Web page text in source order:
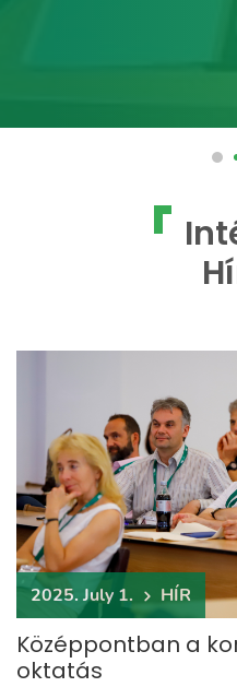
2025. July 1. HÍR
Középpontban a
oktatás